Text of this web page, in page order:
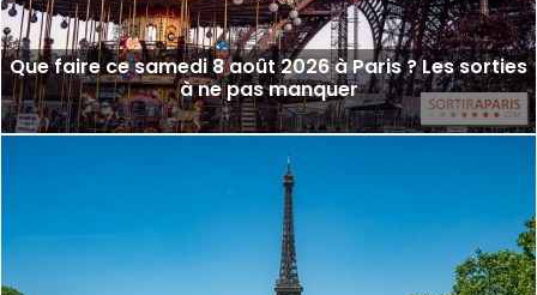
Que faire ce samedi 8 août 2026 à Paris ? Les sorties
à ne pas manquer